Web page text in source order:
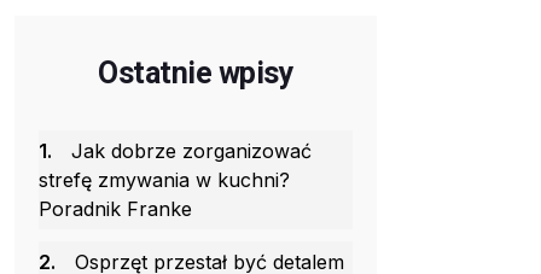
Ostatnie wpisy
1.
Jak dobrze zorganizować
strefę zmywania w kuchni?
Poradnik Franke
2.
Osprzęt przestał być detalem